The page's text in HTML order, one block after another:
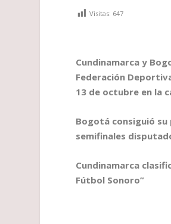
Visitas: 647
Cundinamarca y
Federación
13 de octubre en la
Bogotá consiguió
semifinales
Cundinamarca
Fútbol Sonoro”